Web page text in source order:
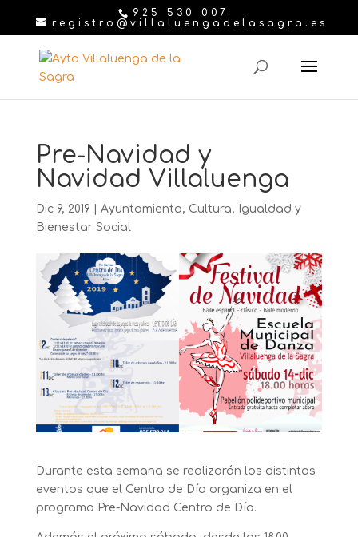
925 530 007
registro@villaluengadelasagra.es
Pre-Navidad y
Navidad Villaluenga
Dic 9, 2019 Ayuntamiento, Cultura,
Igualdad y
Bienestar Social
Durante esta semana se realizarán los distintos
eventos que el Centro de Día organiza en el
programa Pre-Navidad Centro de Día.